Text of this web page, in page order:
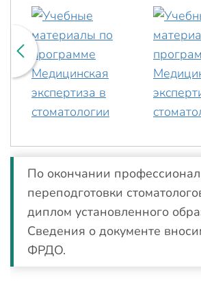
По окончании
переподготовки
диплом установленного
Сведения о документе
ФРДО.